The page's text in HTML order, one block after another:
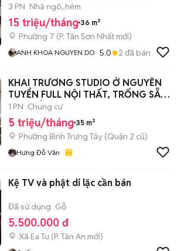
3 PN Nhà ngõ, hẻm
15 triệu/tháng 36 m²
Phường 7 (P. Tân Sơn Nhất mới)
ANH KHOA NGUYEN DO 5.0 2 đã bán
KHAI TRƯƠNG STUDIO Ở NGUYỄN
TUYỂN FULL NỘI THẤT, TRỐNG SẴN -
BAN CÔNG
1 PN Chung cư
5 triệu/tháng 35 m²
Phường Bình Trưng Tây (Quận 2 cũ)
Hưng Đỗ Văn
Kệ TV và phật di lặc cần bán
Đã sử dụng Gỗ
5.500.000 đ
Xã Ea Tu (P. Tân An mới)